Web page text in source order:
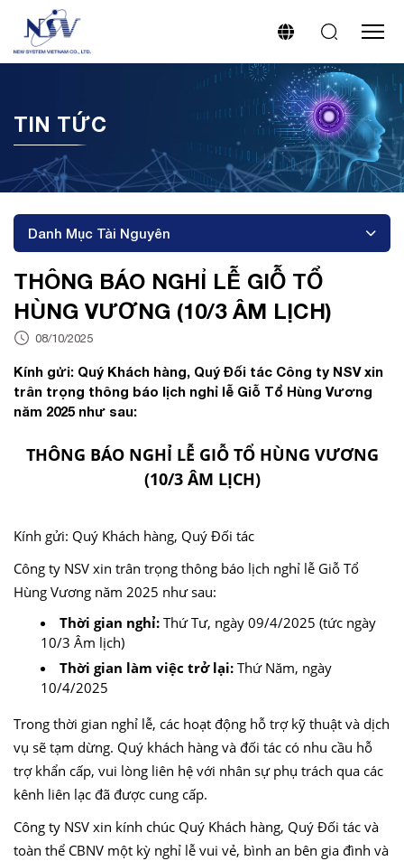
TIN TỨC
Danh Mục Tài Nguyên
THÔNG BÁO NGHỈ LỄ GIỖ TỔ
HÙNG VƯƠNG (10/3 ÂM LỊCH)
08/10/2025
Kính gửi: Quý Khách hàng, Quý Đối tác Công ty NSV xin
trân trọng thông báo lịch nghỉ lễ Giỗ Tổ Hùng Vương
năm 2025 như sau:
THÔNG BÁO NGHỈ LỄ GIỖ TỔ HÙNG VƯƠNG
(10/3 ÂM LỊCH)
Kính gửi: Quý Khách hàng, Quý Đối tác
Công ty NSV xin trân trọng thông báo lịch nghỉ lễ Giỗ Tổ
Hùng Vương năm 2025 như sau:
Thời gian nghỉ: Thứ Tư, ngày 09/4/2025 (tức ngày
10/3 Âm lịch)
Thời gian làm việc trở lại: Thứ Năm, ngày
10/4/2025
Trong thời gian nghỉ lễ, các hoạt động hỗ trợ kỹ thuật và dịch
vụ sẽ tạm dừng. Quý khách hàng và đối tác có nhu cầu hỗ
trợ khẩn cấp, vui lòng liên hệ với nhân sự phụ trách qua các
kênh liên lạc đã được cung cấp.
Công ty NSV xin kính chúc Quý Khách hàng, Quý Đối tác và
toàn thể CBNV một kỳ nghỉ lễ vui vẻ, bình an bên gia đình và